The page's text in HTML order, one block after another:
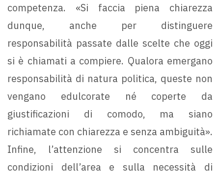
competenza. «Si faccia piena chiarezza
dunque, anche per distinguere
responsabilità passate dalle scelte che oggi
si è chiamati a compiere. Qualora emergano
responsabilità di natura politica, queste non
vengano edulcorate né coperte da
giustificazioni di comodo, ma siano
richiamate con chiarezza e senza ambiguità».
Infine, l’attenzione si concentra sulle
condizioni dell’area e sulla necessità di